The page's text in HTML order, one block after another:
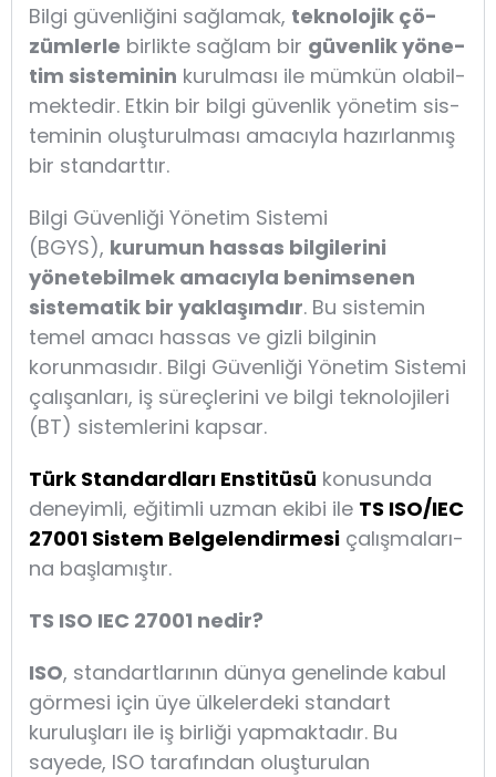
Bil­gi gü­ven­li­ği­ni sağ­la­mak, tek­no­lo­jik çö­
züm­ler­le bir­lik­te sağ­lam bir gü­ven­lik yö­ne­
tim sis­te­mi­nin ku­rul­ma­sı ile müm­kün ola­bil­
mek­te­dir. Et­kin bir bil­gi gü­ven­lik yö­ne­tim sis­
te­mi­nin oluştu­rul­ma­sı ama­cıy­la ha­zır­lan­mış
bir stan­darttır.
Bilgi Güvenliği Yönetim Sistemi
(BGYS), kurumun hassas bilgilerini
yönetebilmek amacıyla benimsenen
sistematik bir yaklaşımdır. Bu sistemin
temel amacı hassas ve gizli bilginin
korunmasıdır. Bilgi Güvenliği Yönetim Sistemi
çalışanları, iş süreçlerini ve bilgi teknolojileri
(BT) sistemlerini kapsar.
Türk Stan­dard­ları Ens­ti­tü­sü ko­nu­sun­da
de­ne­yim­li, eği­tim­li uz­man eki­bi ile TS ISO/IEC
27001 Sis­tem Bel­ge­len­dir­me­si çalışmaları­
na başla­mış­tır.
TS ISO IEC 27001 nedir?
ISO, standartlarının dünya genelinde kabul
görmesi için üye ülkelerdeki standart
kuruluşları ile iş birliği yapmaktadır. Bu
sayede, ISO tarafından oluşturulan